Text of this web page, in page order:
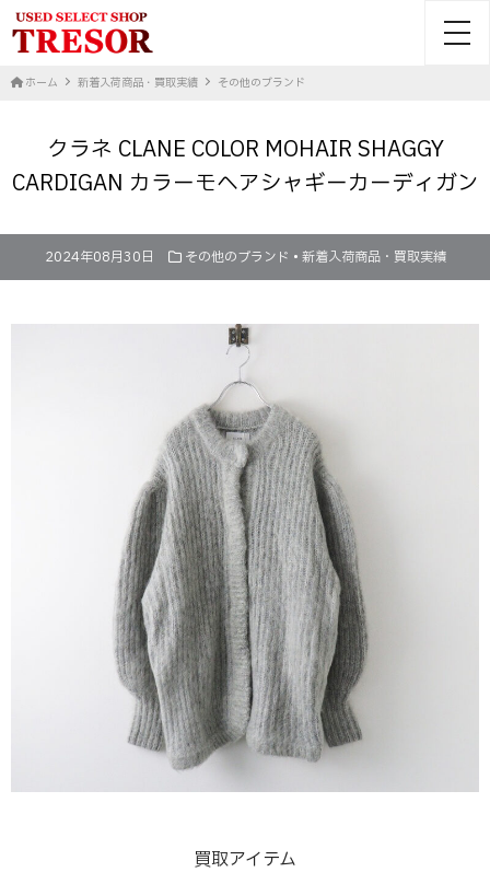
ホーム 新着入荷商品・買取実績 その他のブランド
クラネ CLANE COLOR MOHAIR SHAGGY
CARDIGAN カラーモヘアシャギーカーディガン
2024年08月30日 その他のブランド • 新着入荷商品・買取実績
買取アイテム